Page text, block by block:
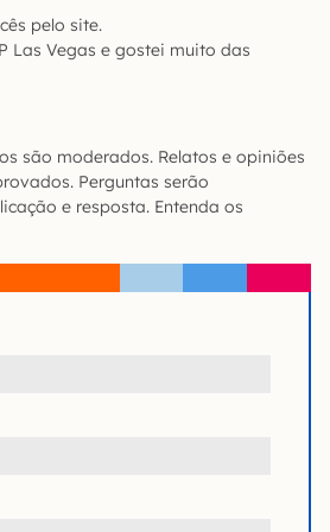
pelo site.
Las Vegas e gostei muito das
são moderados. Relatos e opiniões
Perguntas serão
e resposta. Entenda os